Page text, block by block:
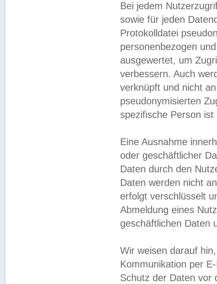
Bei jedem
sowie für jeden
Protokolldatei
personenbezogen
ausgewertet, um
verbessern. Auch
verknüpft und nicht
pseudonymisierten
spezifische Person
Eine Ausnahme
oder geschäftlicher
Daten durch den
Daten werden nicht
erfolgt verschlüsselt
Abmeldung eines
geschäftlichen Daten
Wir weisen darauf
Kommunikation per
Schutz der Daten vor